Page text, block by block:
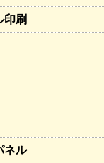
印刷
ネル